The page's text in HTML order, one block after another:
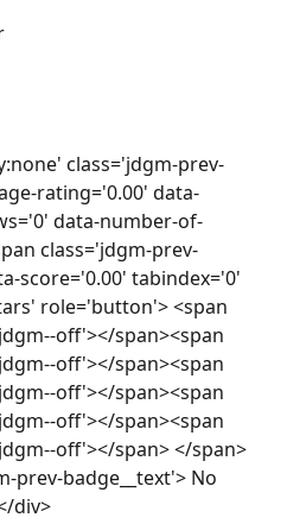
class='jdgm-prev-
rating='0.00' data-
data-number-of-
class='jdgm-prev-
score='0.00' tabindex='0'
role='button'> <span
off'></span><span
off'></span><span
off'></span><span
off'></span><span
off'></span> </span>
prev-badge__text'> No
div>